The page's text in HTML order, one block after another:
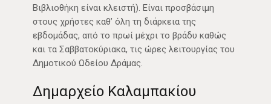
Βιβλιοθήκη είναι κλειστή). Είναι προσβάσιμη
στους χρήστες καθ’ όλη τη διάρκεια της
εβδομάδας, από το πρωί μέχρι το βράδυ καθώς
και τα Σαββατοκύριακα, τις ώρες λειτουργίας του
Δημοτικού Ωδείου Δράμας.
Δημαρχείο Καλαμπακίου